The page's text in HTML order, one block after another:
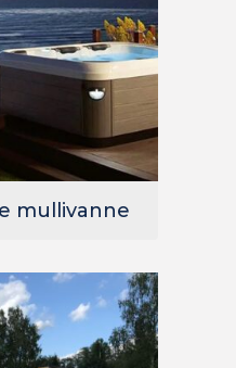
mullivanne